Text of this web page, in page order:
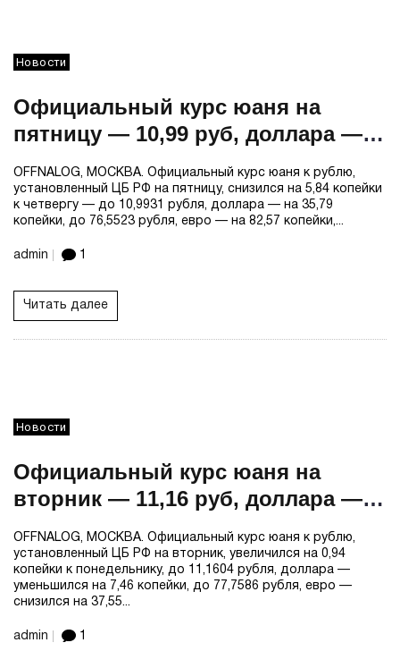
Новости
Официальный курс юаня на
пятницу — 10,99 руб, доллара —
76,55 руб, евро — 90,29 руб
OFFNALOG, МОСКВА. Официальный курс юаня к рублю,
установленный ЦБ РФ на пятницу, снизился на 5,84 копейки
к четвергу — до 10,9931 рубля, доллара — на 35,79
копейки, до 76,5523 рубля, евро — на 82,57 копейки,...
admin 1
Читать далее
Новости
Официальный курс юаня на
вторник — 11,16 руб, доллара —
77,76 руб, евро — 90,16 руб
OFFNALOG, МОСКВА. Официальный курс юаня к рублю,
установленный ЦБ РФ на вторник, увеличился на 0,94
копейки к понедельнику, до 11,1604 рубля, доллара —
уменьшился на 7,46 копейки, до 77,7586 рубля, евро —
снизился на 37,55...
admin 1